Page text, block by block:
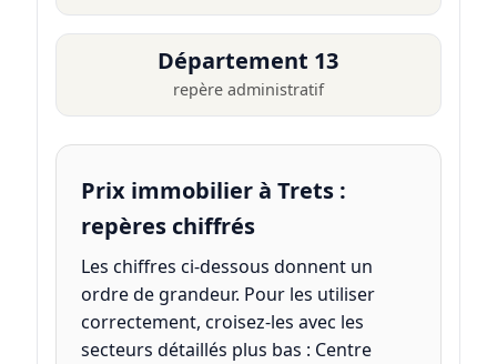
Département 13
repère administratif
Prix immobilier à Trets :
repères chiffrés
Les chiffres ci-dessous donnent un
ordre de grandeur. Pour les utiliser
correctement, croisez-les avec les
secteurs détaillés plus bas : Centre